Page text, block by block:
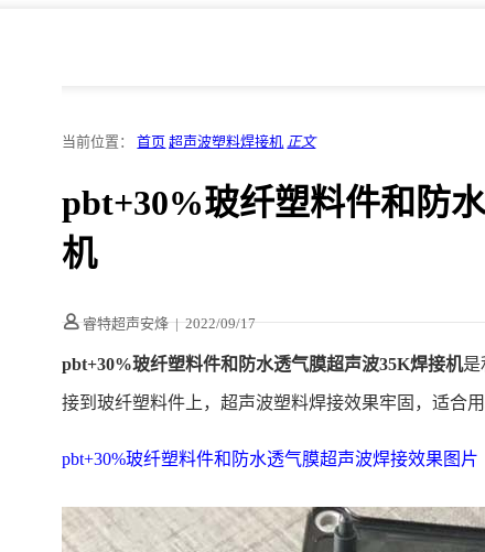
当前位置：首页 超声波塑料焊接机 正文
pbt+30%玻纤塑料件和防
机
睿特超声安烽 | 2022/09/17
pbt+30%玻纤塑料件和防水透气膜超声波35K焊接机是
接到玻纤塑料件上，超声波塑料焊接效果牢固，适合
pbt+30%玻纤塑料件和防水透气膜超声波焊接效果图片